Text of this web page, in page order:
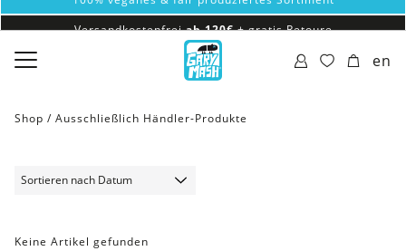
Versandkostenfrei ab 120€ + gratis Retoure
100% veganes & fair produziertes Sortiment en
Shop / Ausschließlich Händler-Produkte
Keine Artikel gefunden